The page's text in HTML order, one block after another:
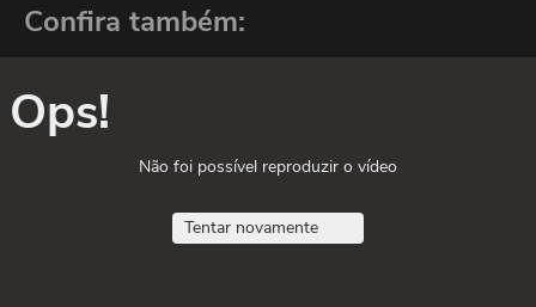
Confira também:
Ops!
Não foi possível reproduzir o vídeo
Tentar novamente